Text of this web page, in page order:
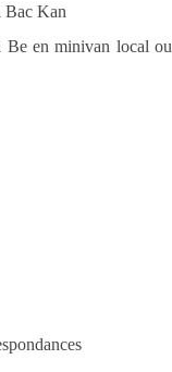
Bac Kan
Be en minivan local ou